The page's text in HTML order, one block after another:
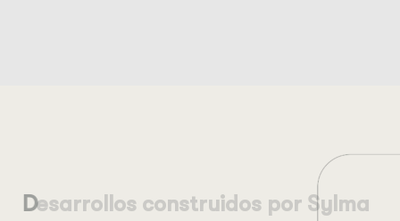
Desarro os construid os por Sy ma